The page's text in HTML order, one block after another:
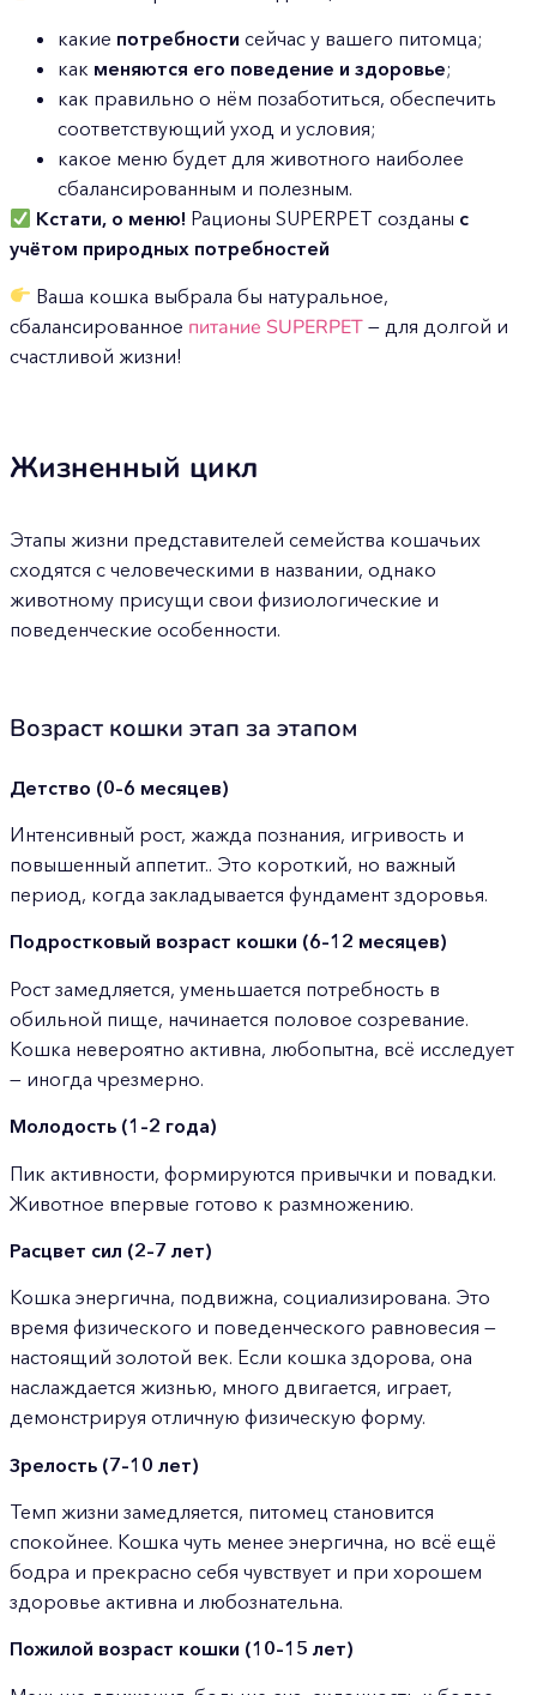
какие потребности сейчас у вашего питомца;
как меняются его поведение и здоровье;
как правильно о нём позаботиться, обеспечить
соответствующий уход и условия;
какое меню будет для животного наиболее
сбалансированным и полезным.
Кстати, о меню! Рационы SUPERPET созданы с
учётом природных потребностей
Ваша кошка выбрала бы натуральное,
сбалансированное питание SUPERPET — для долгой и
счастливой жизни!
Жизненный цикл
Этапы жизни представителей семейства кошачьих
сходятся с человеческими в названии, однако
животному присущи свои физиологические и
поведенческие особенности.
Возраст кошки этап за этапом
Детство (0–6 месяцев)
Интенсивный рост, жажда познания, игривость и
повышенный аппетит.. Это короткий, но важный
период, когда закладывается фундамент здоровья.
Подростковый возраст кошки (6–12 месяцев)
Рост замедляется, уменьшается потребность в
обильной пище, начинается половое созревание.
Кошка невероятно активна, любопытна, всё исследует
— иногда чрезмерно.
Молодость (1–2 года)
Пик активности, формируются привычки и повадки.
Животное впервые готово к размножению.
Расцвет сил (2–7 лет)
Кошка энергична, подвижна, социализирована. Это
время физического и поведенческого равновесия —
настоящий золотой век. Если кошка здорова, она
наслаждается жизнью, много двигается, играет,
демонстрируя отличную физическую форму.
Зрелость (7–10 лет)
Темп жизни замедляется, питомец становится
спокойнее. Кошка чуть менее энергична, но всё ещё
бодра и прекрасно себя чувствует и при хорошем
здоровье активна и любознательна.
Пожилой возраст кошки (10–15 лет)